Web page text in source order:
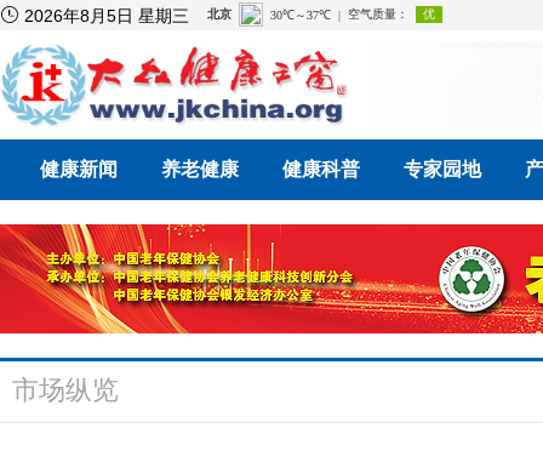
 2026年8月5日 星期三
健康新闻 养老健康 健康科普 专家园地
市场纵览